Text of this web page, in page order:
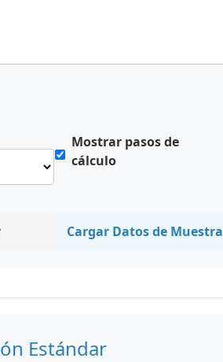
Mostrar pasos de
cálculo
Cargar Datos de Muestra
Estándar